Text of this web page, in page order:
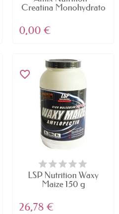
Creatina Monohydrato
0,00 €
favorite_border
LSP Nutrition Waxy
Maize 150 g
26,78 €